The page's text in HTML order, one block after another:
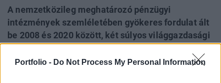
Portfolio - Do Not Process My Personal Information
A nemzetközileg meghatározó pénzügyi
intézmények szemléletében gyökeres fordulat ált
be 2008 és 2020 között, két súlyos világgazdasági
következtében. Az egy évtizeddel ezelőtti